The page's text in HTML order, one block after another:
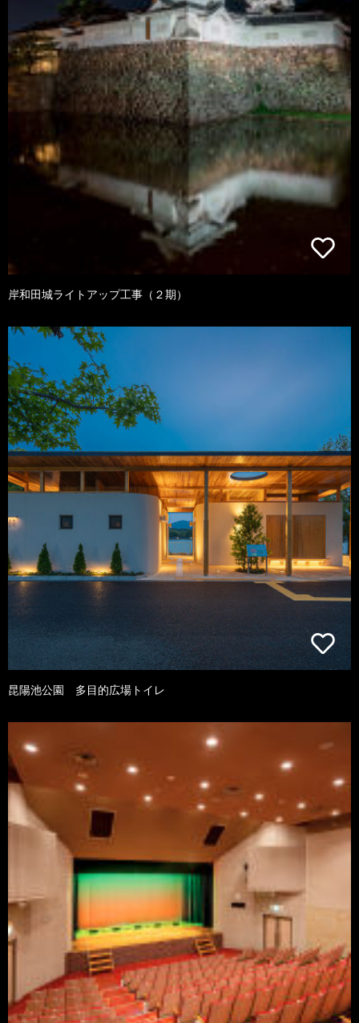
岸和田城ライトアップ工事（２期）
昆陽池公園 多目的広場トイレ